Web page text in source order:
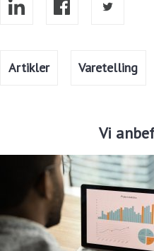
Artikler Varetelling
Vi